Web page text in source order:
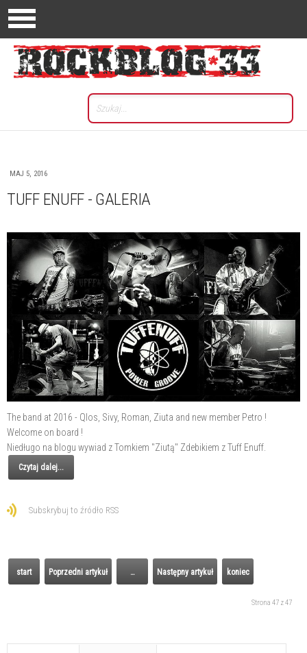
MAJ 5, 2016
TUFF ENUFF - GALERIA
The band at 2016 - Qlos, Sivy, Roman, Ziuta and new member Petro !
Welcome on board !
Niedługo na blogu wywiad z Tomkiem "Ziutą" Zdebikiem z Tuff Enuff.
Czytaj dalej...
Subskrybuj to źródło RSS
start Poprzedni artykuł … Następny artykuł koniec
Strona 47 z 47